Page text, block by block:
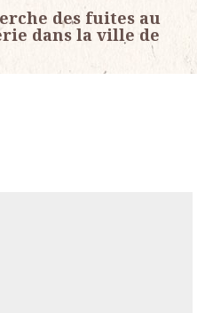
des fuites au
dans la ville de